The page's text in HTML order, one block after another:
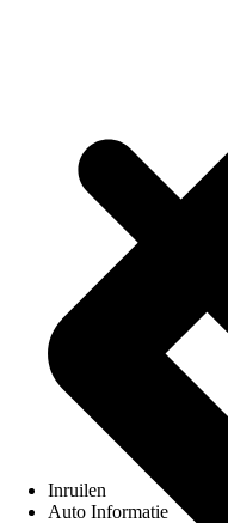
Inruilen
Auto Informatie